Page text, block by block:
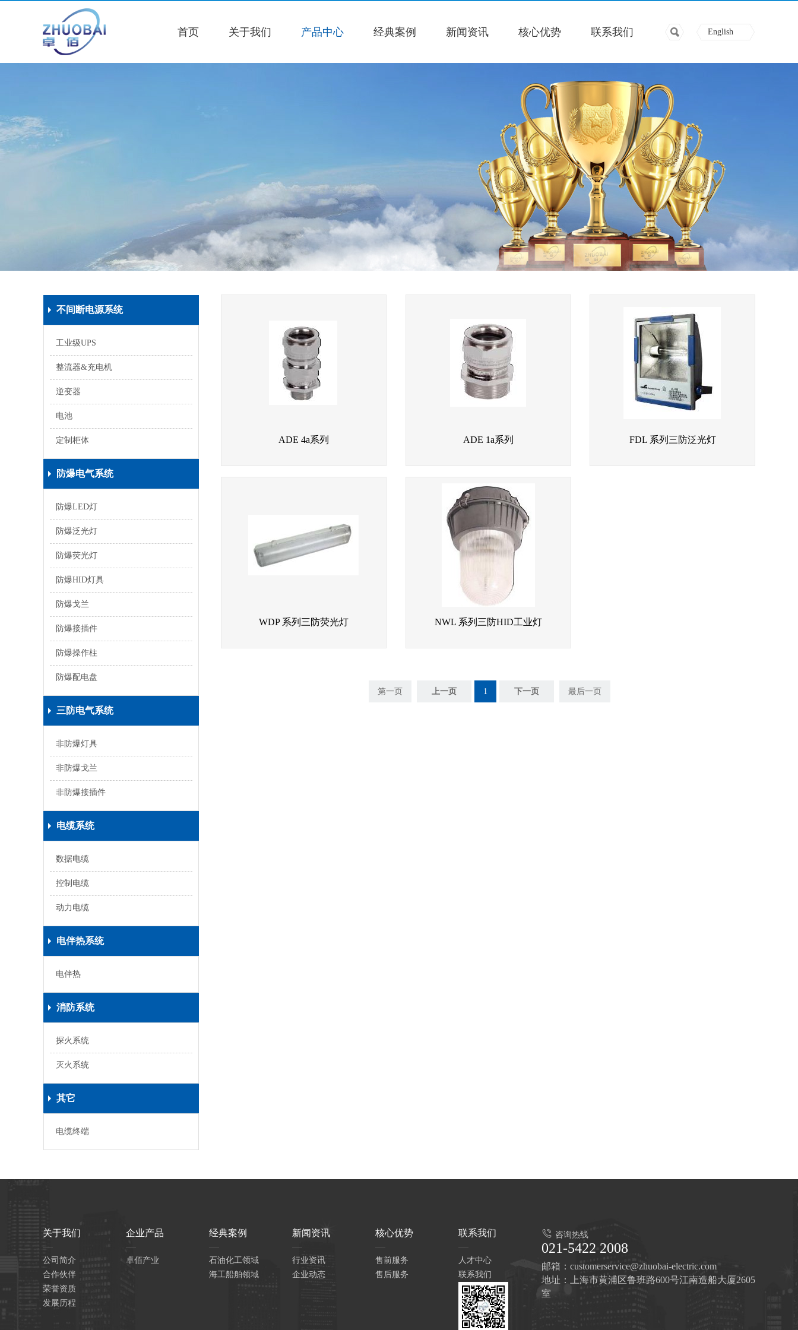
首页 关于我们 产品中心 经典案例 新闻资讯 核心优势 联系我们 English
不间断电源系统
工业级UPS
整流器&充电机
逆变器
电池
定制柜体
防爆电气系统
防爆LED灯
防爆泛光灯
防爆荧光灯
防爆HID灯具
防爆戈兰
防爆接插件
防爆操作柱
防爆配电盘
三防电气系统
非防爆灯具
非防爆戈兰
非防爆接插件
电缆系统
数据电缆
控制电缆
动力电缆
电伴热系统
电伴热
消防系统
探火系统
灭火系统
其它
电缆终端
ADE 4a系列 ADE 1a系列 FDL 系列三防泛光灯
WDP 系列三防荧光灯 NWL 系列三防HID工业灯
第一页 上一页 1 下一页 最后一页
关于我们
公司简介
合作伙伴
荣誉资质
发展历程
企业产品
卓佰产业
经典案例
石油化工领域
海工船舶领域
新闻资讯
行业资讯
企业动态
核心优势
售前服务
售后服务
联系我们
人才中心
联系我们
咨询热线
021-5422 2008
邮箱：customerservice@zhuobai-electric.com
地址：上海市黄浦区鲁班路600号江南造船大厦2605
室